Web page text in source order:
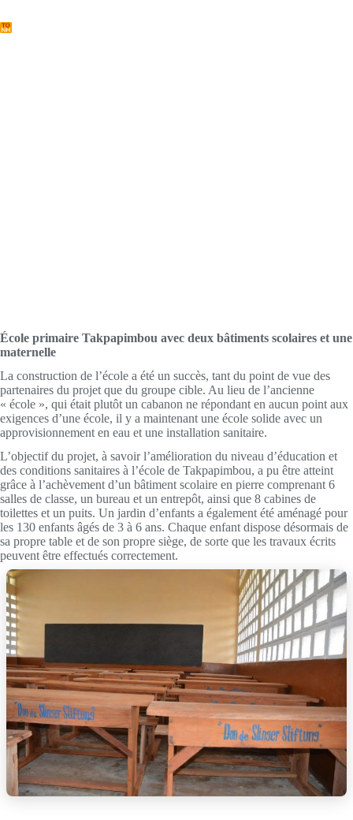
au
contenu
École primaire Takpapimbou avec deux bâtiments scolaires et une
maternelle
La construction de l’école a été un succès, tant du point de vue des
partenaires du projet que du groupe cible. Au lieu de l’ancienne
« école », qui était plutôt un cabanon ne répondant en aucun point aux
exigences d’une école, il y a maintenant une école solide avec un
approvisionnement en eau et une installation sanitaire.
L’objectif du projet, à savoir l’amélioration du niveau d’éducation et
des conditions sanitaires à l’école de Takpapimbou, a pu être atteint
grâce à l’achèvement d’un bâtiment scolaire en pierre comprenant 6
salles de classe, un bureau et un entrepôt, ainsi que 8 cabines de
toilettes et un puits. Un jardin d’enfants a également été aménagé pour
les 130 enfants âgés de 3 à 6 ans. Chaque enfant dispose désormais de
sa propre table et de son propre siège, de sorte que les travaux écrits
peuvent être effectués correctement.